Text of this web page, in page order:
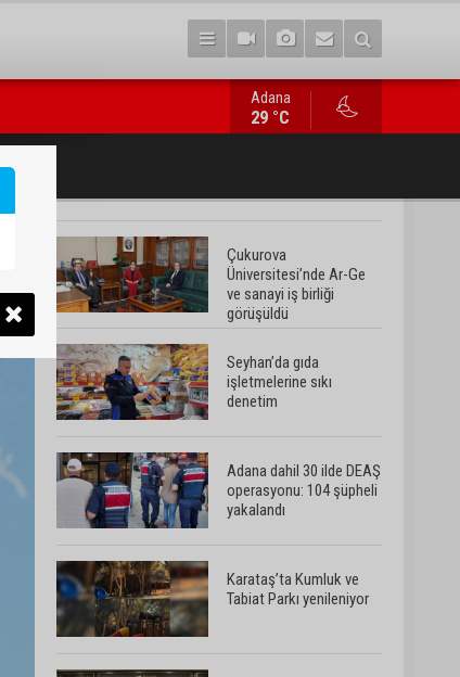
Adana dahil 30 ilde DEAŞ operasyonu: 104 şüpheli yakalandı
Adana
29 °C
Çukurova
Üniversitesi’nde Ar-Ge
ve sanayi iş birliği
görüşüldü
Seyhan’da gıda
işletmelerine sıkı
denetim
Adana dahil 30 ilde DEAŞ
operasyonu: 104 şüpheli
yakalandı
Karataş’ta Kumluk ve
Tabiat Parkı yenileniyor